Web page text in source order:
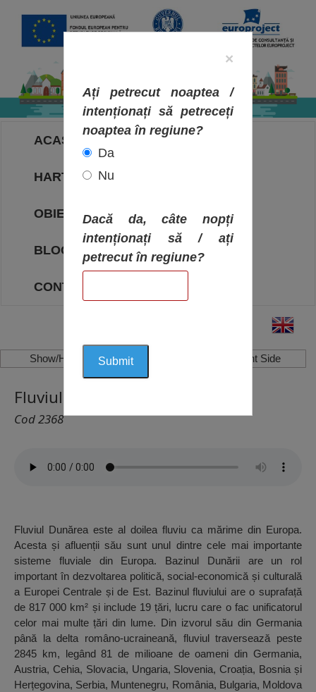
ACASA
HARTA OBIECTIVELOR
OBIECTIVE
BLOG
CONTACT
Show/Hide Left Side Show/Hide Right Side
Fluviul Dunărea,
Cod 2368
Fluviul Dunărea este al doilea fluviu ca mărime din Europa.
Acesta și afluenții său sunt unul dintre cele mai importante
sisteme fluviale din Europa. Bazinul Dunării are un rol
important în dezvoltarea politică, social-economică și culturală
a Europei Centrale și de Est. Bazinul fluviului are o suprafață
de 817 000 km² și include 19 țări, lucru care o fac unificatorul
celor mai multe țări din lume. Din izvorul său din Germania
până la delta româno-ucraineană, fluviul traversează peste
2845 km, legând 81 de milioane de oameni din Germania,
Austria, Cehia, Slovacia, Ungaria, Slovenia, Croația, Bosnia și
Herțegovina, Serbia, Muntenegru, România, Bulgaria, Moldova
×
Ați petrecut noaptea /
intenționați să petreceți
noaptea în regiune?
Da
Nu
Dacă da, câte nopți
intenționați să / ați
petrecut în regiune?